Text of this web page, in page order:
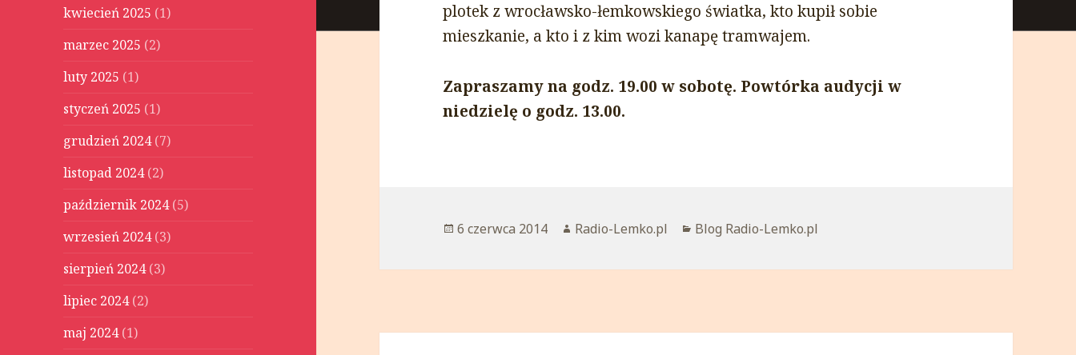
kwiecień 2025 (1)
marzec 2025 (2)
luty 2025 (1)
styczeń 2025 (1)
grudzień 2024(7)
listopad 2024(2)
październik 2024(5)
wrzesień 2024(3)
sierpień 2024(3)
lipiec 2024(2)
maj 2024(1)
plotek z wrocławsko-łemkowskiego światka, kto kupił sobie
mieszkanie, a kto i z kim wozi kanapę tramwajem.
Zapraszamy na godz. 19.00 w sobotę. Powtórka audycji w
niedzielę o godz. 13.00.
Opublikowano
6 czerwca 2014 Autor
Radio-Lemko.pl Kategorie
Blog Radio-Lemko.pl